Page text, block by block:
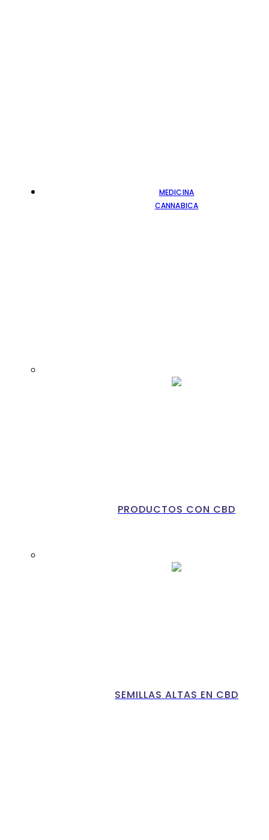
MEDICINA
CANNABICA
PRODUCTOS CON CBD
SEMILLAS ALTAS EN CBD